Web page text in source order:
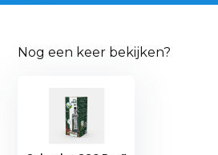
Nog een keer bekijken?